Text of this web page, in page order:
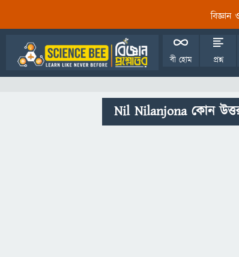
বিজ্ঞান
বী হোম প্রশ্ন
Nil Nilanjona কোন